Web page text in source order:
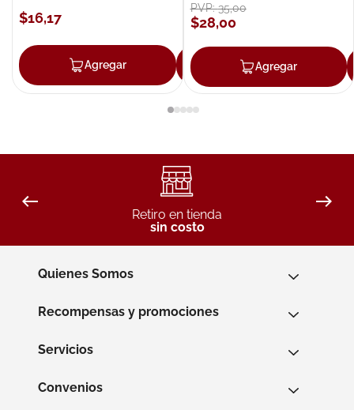
$16,17
Agregar Agregar
PVP:35,00
$28,00
Agregar
Retiro en tienda
sin costo
Quienes Somos
Recompensas y promociones
Servicios
Convenios